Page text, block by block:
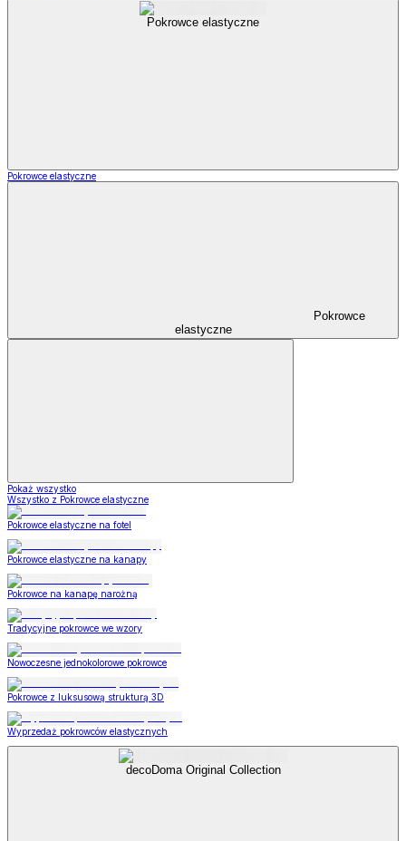
Pokrowce elastyczne
Pokrowce elastyczne
Pokrowce
elastyczne
Pokaż wszystko
Wszystko z Pokrowce elastyczne
Pokrowce elastyczne na fotel
Pokrowce elastyczne na kanapy
Pokrowce na kanapę narożną
Tradycyjne pokrowce we wzory
Nowoczesne jednokolorowe pokrowce
Pokrowce z luksusową strukturą 3D
Wyprzedaż pokrowców elastycznych
decoDoma Original Collection